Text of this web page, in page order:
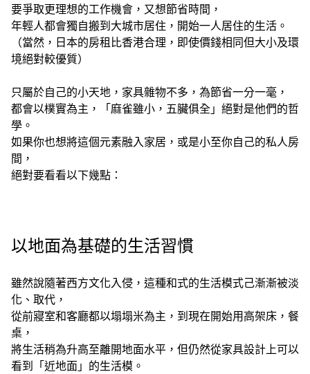
要爭取更理想的工作機會，又想節省時間，
年輕人都會獨自搬到大城市居住，開始一人居住的生活。
（當然，日本的房租比香港合理，即使價錢相同但大小及環
境絕對較優質）
只屬於自己的小天地，家具雜物不多，為節省一分一毫，
都會以樸實為主，「麻雀雖小， 五臟俱全」絕對是他們的哲
學。
如果你也想將這個元素融入家居，或是小至你自己的私人房
間，
絕對要看看以下幾點：
以地面為基礎的生活習慣
雖然說隨著西方文化入侵，這種和式的生活模式己漸漸被淡
化、取代，
從前寢室和客廳都以塌塌米為主，到現在開始用高架床，餐
桌，
將生活稍為升高至離開地面水平， 但仍然從家具設計上可以
看到「近地面」的生活模。